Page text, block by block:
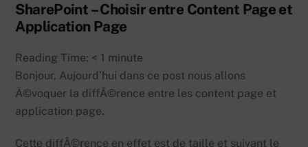
SharePoint – Choisir entre Content Page et
Application Page
Reading Time: < 1 minute
Bonjour, Aujourd’hui dans ce post nous allons
Ã©voquer la diffÃ©rence entre les content page et
application page.
Cette diffÃ©rence en effet est de taille et suivant le